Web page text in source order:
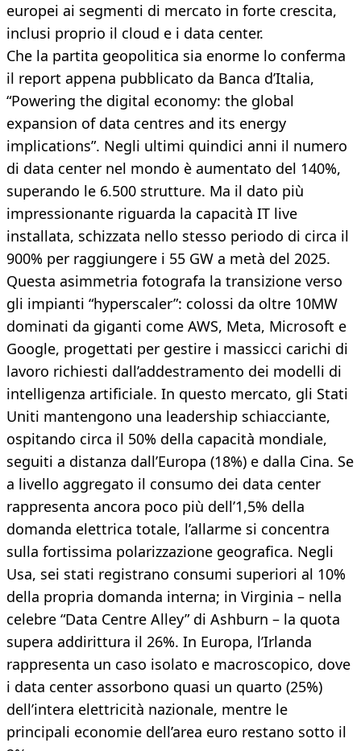
europei ai segmenti di mercato in forte crescita,
inclusi proprio il cloud e i data center.
Che la partita geopolitica sia enorme lo conferma
il report appena pubblicato da Banca d’Italia,
“Powering the digital economy: the global
expansion of data centres and its energy
implications”. Negli ultimi quindici anni il numero
di data center nel mondo è aumentato del 140%,
superando le 6.500 strutture. Ma il dato più
impressionante riguarda la capacità IT live
installata, schizzata nello stesso periodo di circa il
900% per raggiungere i 55 GW a metà del 2025.
Questa asimmetria fotografa la transizione verso
gli impianti “hyperscaler”: colossi da oltre 10MW
dominati da giganti come AWS, Meta, Microsoft e
Google, progettati per gestire i massicci carichi di
lavoro richiesti dall’addestramento dei modelli di
intelligenza artificiale. In questo mercato, gli Stati
Uniti mantengono una leadership schiacciante,
ospitando circa il 50% della capacità mondiale,
seguiti a distanza dall’Europa (18%) e dalla Cina. Se
a livello aggregato il consumo dei data center
rappresenta ancora poco più dell’1,5% della
domanda elettrica totale, l’allarme si concentra
sulla fortissima polarizzazione geografica. Negli
Usa, sei stati registrano consumi superiori al 10%
della propria domanda interna; in Virginia – nella
celebre “Data Centre Alley” di Ashburn – la quota
supera addirittura il 26%. In Europa, l’Irlanda
rappresenta un caso isolato e macroscopico, dove
i data center assorbono quasi un quarto (25%)
dell’intera elettricità nazionale, mentre le
principali economie dell’area euro restano sotto il